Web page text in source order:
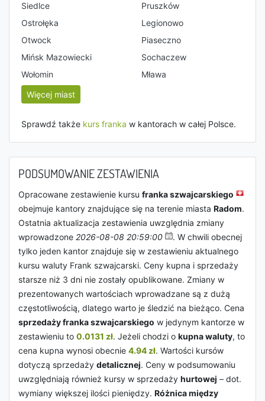
Siedlce
Pruszków
Ostrołęka
Legionowo
Otwock
Piaseczno
Mińsk Mazowiecki
Sochaczew
Wołomin
Mława
Więcej miast
Sprawdź także kurs franka w kantorach w całej Polsce.
PODSUMOWANIE ZESTAWIENIA
Opracowane zestawienie kursu franka szwajcarskiego
obejmuje kantory znajdujące się na terenie miasta Radom.
Ostatnia aktualizacja zestawienia uwzględnia zmiany
wprowadzone 2026-08-08 20:59:00
. W chwili obecnej
tylko jeden kantor znajduje się w zestawieniu aktualnego
kursu waluty Frank szwajcarski. Ceny kupna i sprzedaży
starsze niż 3 dni nie zostały opublikowane. Zmiany w
prezentowanych wartościach wprowadzane są z dużą
częstotliwością, dlatego warto je śledzić na bieżąco. Cena
sprzedaży franka szwajcarskiego w jedynym kantorze w
zestawieniu to 0.0131 zł. Jeżeli chodzi o kupna waluty, to
cena kupna wynosi obecnie 4.94 zł. Wartości kursów
dotyczą sprzedaży detalicznej. Ceny w podsumowaniu
uwzględniają również kursy w sprzedaży hurtowej – dot.
wymiany większej ilości pieniędzy. Różnica między